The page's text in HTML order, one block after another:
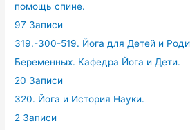
помощь спине.
97 Записи
319.-300-519. Йога для Детей и
Беременных. Кафедра Йога и Дети.
20 Записи
320. Йога и История Науки.
2 Записи